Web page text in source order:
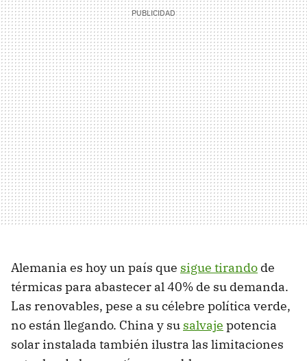
Alemania es hoy un país que sigue tirando de
térmicas para abastecer al 40% de su demanda.
Las renovables, pese a su célebre política verde,
no están llegando. China y su salvaje potencia
solar instalada también ilustra las limitaciones